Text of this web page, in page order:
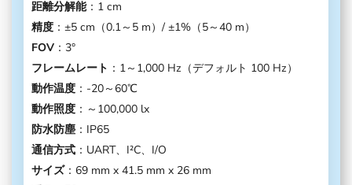
距離分解能：1 cm
精度 ：±5 cm（0.1～5 m）/ ±1%（5～40 m）
FOV ：3°
フレームレート ：1～1,000 Hz（デフォルト 100 Hz）
動作温度 ：-20～60℃
動作照度 ：～100,000 lx
防水防塵 ：IP65
通信方式 ：UART、I²C、I/O
サイズ：69 mm x 41.5 mm x 26 mm